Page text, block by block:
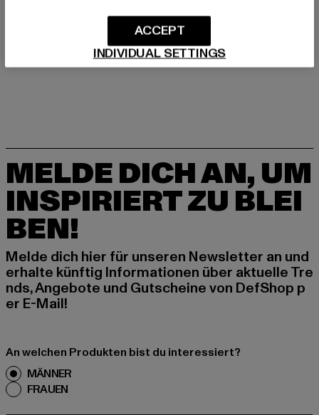
PFLEGEHINWEISE
LIEFERUNG & RÜCKGABE
MELDE DICH AN, UM
INSPIRIERT ZU BLEI
BEN!
Melde dich hier für unseren Newsletter an und
erhalte künftig Informationen über aktuelle Tre
nds, Angebote und Gutscheine von DefShop p
er E-Mail!
An welchen Produkten bist du interessiert?
MÄNNER
FRAUEN
INDIVIDUAL SETTINGS
ACCEPT